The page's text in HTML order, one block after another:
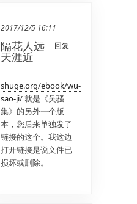
2017/12/5 16:11
回复
隔花人远
天涯近
shuge.org/ebook/wu-
sao-ji/就是《吴骚
集》的另外一个版
本，您后来单独发了
链接的这个。我这边
打开链接是说文件已
损坏或删除。